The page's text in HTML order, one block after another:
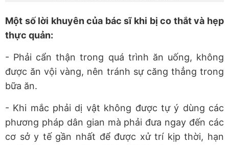
Một số lời khuyên của bác sĩ khi bị co thắt và hẹp
thực quản:
- Phải cẩn thận trong quá trình ăn uống, không
được ăn vội vàng, nên tránh sự căng thẳng trong
bữa ăn.
- Khi mắc phải dị vật không được tự ý dùng các
phương pháp dân gian mà phải đưa ngay đến các
cơ sở y tế gần nhất để được xử trí kịp thời, hạn